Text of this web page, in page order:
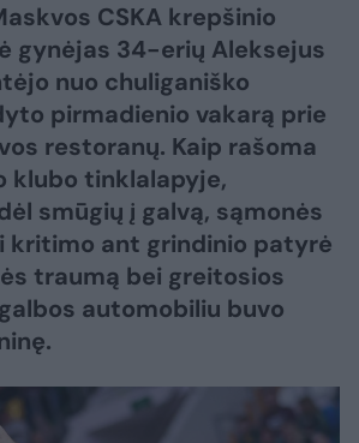
CSKA krepšinio
gynėjas 34-erių Aleksejus
nuo chuliganiško
pirmadienio vakarą prie
restoranų. Kaip rašoma
klubo tinklalapyje,
smūgių į galvą, sąmonės
kritimo ant grindinio patyrė
traumą bei greitosios
automobiliu buvo